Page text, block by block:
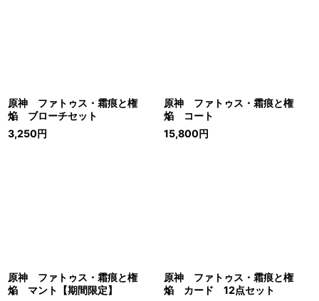
原神 ファトゥス・霜痕と権
焔 ブローチセット
3,250円
原神 ファトゥス・霜痕と権
焔 コート
15,800円
原神 ファトゥス・霜痕と権
焔 マント【期間限定】
原神 ファトゥス・霜痕と権
焔 カード 12点セット